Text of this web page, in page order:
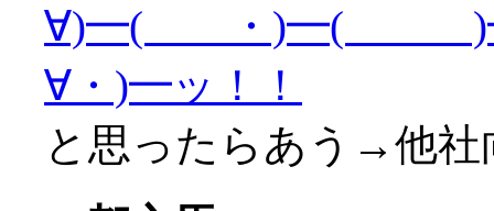
∀)━( ・)━(
∀・)━ッ！！
と思ったらあう→他社